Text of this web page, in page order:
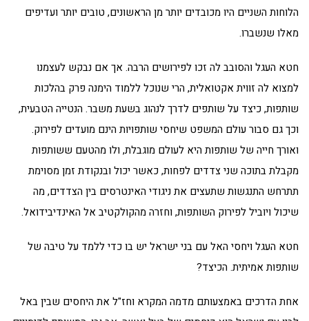
הלוחות השניים היו מכובדים יותר מן הראשונים, טובים יותר ועדיפים
מאלו שנשברו.
חטא העגל והסובב לה זכו לפירושים הרבה. אך אם נבקש לעצמנו
למצוא לה זווית אקטואלית, הרי שנוכל ללמוד הימנה פרק בהלכות
שותפות, כיצד על שותפים לדרך לנהוג בשעת משבר. הנטייה הטבעית,
וכך גם סבור עולם המשפט שיחסי שותפויות הינם מועדים לפירוק.
ואורך חייה של שותפות היא לעולם מוגבלת, ולו מהטעם ששותפות
מקבלת בתוכה שני צדדים לפחות, כאשר יכול ובנקודת זמן מסוימת
תתרחש התנגשות שתעצים את ניגודי האינטרסים בין הצדדים, מה
שיכול ויוביל לפירוק השותפות, וחזרה מהקולקטיב אל האינדיבידואל.
חטא העגל ויחסי האל עם בני ישראל יש בו כדי ללמד על טיבה של
שותפות אמיתית. הכיצד?
אחת הדרכים באמצעותם מדמה המקרא וחז"ל את היחסים שבין באל